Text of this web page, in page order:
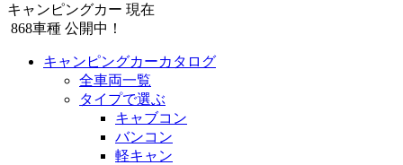
キャンピングカー 現在
868車種 公開中！
キャンピングカーカタログ
全車両一覧
タイプで選ぶ
キャブコン
バンコン
軽キャン